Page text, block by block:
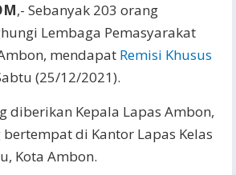
,- Sebanyak 203 orang
Lembaga Pemasyarakat
mendapat Remisi Khusus
(25/12/2021).
diberikan Kepala Lapas Ambon,
di Kantor Lapas Kelas
Kota Ambon.